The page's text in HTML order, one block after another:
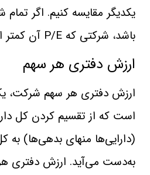
يكديگر مقايسه‌ كنيم. اگر تمام
باشد، شركتی كه P/E آن كمتر است، ارزش بهتری دارد.
ارزش دفتری هر سهم
ارزش دفتری هر سهم شركت،
است كه‌ از تقسيم‌ كردن كل‌
(دارايی‌ها منهای بدهی‌ها) به
به‌دست‌ می‌آيد. ارزش دفتری